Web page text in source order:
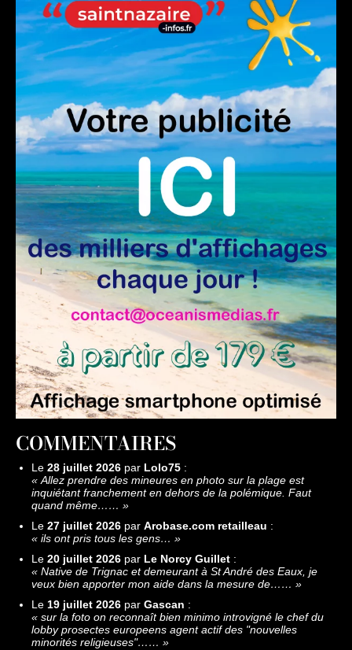
COMMENTAIRES
Le 28 juillet 2026 par Lolo75 :
« Allez prendre des mineures en photo sur la plage est
inquiétant franchement en dehors de la polémique. Faut
quand même…… »
Le 27 juillet 2026 par Arobase.com retailleau :
« ils ont pris tous les gens… »
Le 20 juillet 2026 par Le Norcy Guillet :
« Native de Trignac et demeurant à St André des Eaux, je
veux bien apporter mon aide dans la mesure de…… »
Le 19 juillet 2026 par Gascan :
« sur la foto on reconnaît bien minimo introvigné le chef du
lobby prosectes europeens agent actif des "nouvelles
minorités religieuses"…… »